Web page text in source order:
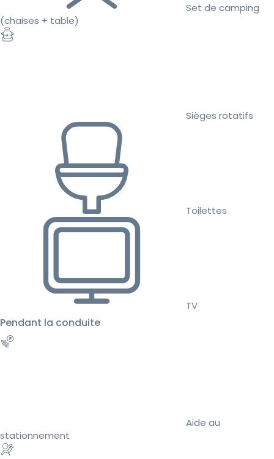
Set de camping
(chaises + table)
Sièges rotatifs
Toilettes
TV
Pendant la conduite
Aide au
stationnement